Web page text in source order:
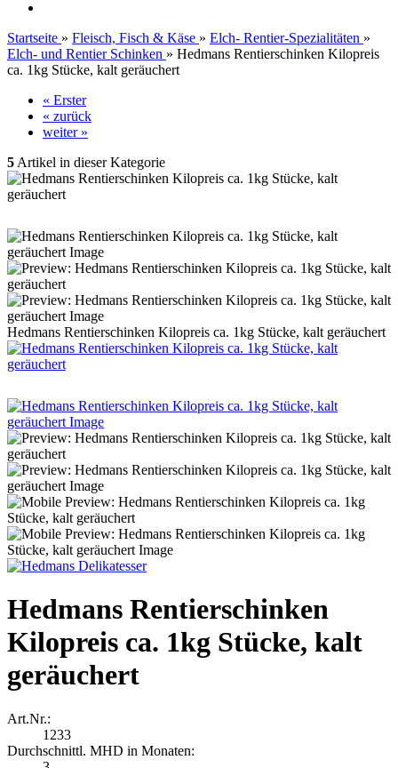
Startseite » Fleisch, Fisch & Käse » Elch- Rentier-Spezialitäten »
Elch- und Rentier Schinken » Hedmans Rentierschinken Kilopreis
ca. 1kg Stücke, kalt geräuchert
« Erster
« zurück
weiter »
5 Artikel in dieser Kategorie
Hedmans Rentierschinken Kilopreis ca. 1kg Stücke, kalt geräuchert
Hedmans Rentierschinken
Kilopreis ca. 1kg Stücke, kalt
geräuchert
Art.Nr.:
1233
Durchschnittl. MHD in Monaten: